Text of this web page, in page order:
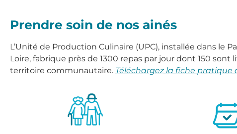
Prendre soin de nos ainés
L’Unité de Production Culinaire (UPC), installée dans le
Loire, fabrique près de 1300 repas par jour dont 150
territoire communautaire. Téléchargez la fiche pratique